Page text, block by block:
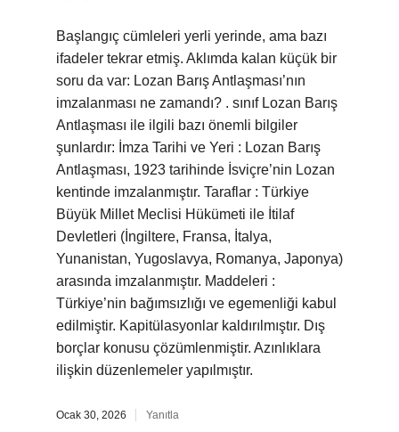
Başlangıç cümleleri yerli yerinde, ama bazı
ifadeler tekrar etmiş. Aklımda kalan küçük bir
soru da var: Lozan Barış Antlaşması’nın
imzalanması ne zamandı? . sınıf Lozan Barış
Antlaşması ile ilgili bazı önemli bilgiler
şunlardır: İmza Tarihi ve Yeri : Lozan Barış
Antlaşması, 1923 tarihinde İsviçre’nin Lozan
kentinde imzalanmıştır. Taraflar : Türkiye
Büyük Millet Meclisi Hükümeti ile İtilaf
Devletleri (İngiltere, Fransa, İtalya,
Yunanistan, Yugoslavya, Romanya, Japonya)
arasında imzalanmıştır. Maddeleri :
Türkiye’nin bağımsızlığı ve egemenliği kabul
edilmiştir. Kapitülasyonlar kaldırılmıştır. Dış
borçlar konusu çözümlenmiştir. Azınlıklara
ilişkin düzenlemeler yapılmıştır.
Ocak 30, 2026 Yanıtla